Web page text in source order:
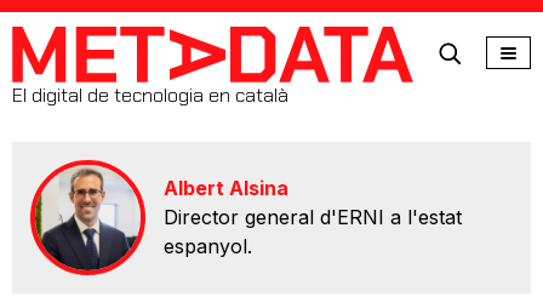
MetaData
El digital de tecnologia en català
Albert Alsina
Director general d'ERNI a l'estat
espanyol.